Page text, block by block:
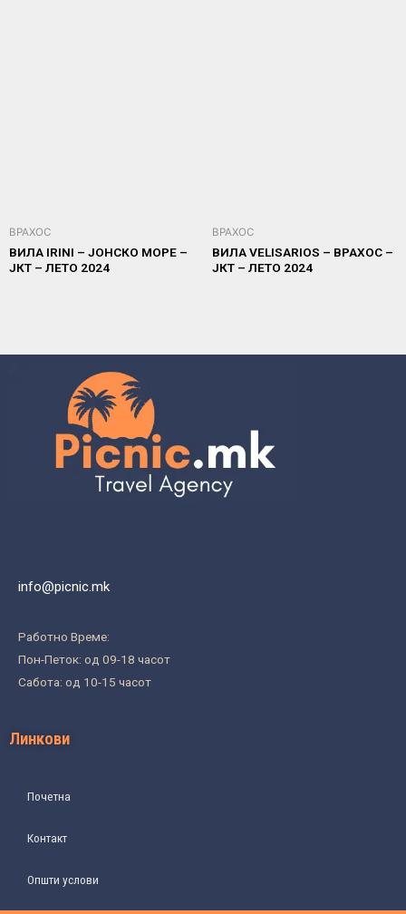
ВРАХОС
ВИЛА IRINI – ЈОНСКО МОРЕ –
ЈКТ – ЛЕТО 2024
ВРАХОС
ВИЛА VELISARIOS – ВРАХОС –
ЈКТ – ЛЕТО 2024
info@picnic.mk
Работно Време:
Пон-Петок: од 09-18 часот
Сабота: од 10-15 часот
Линкови
Почетна
Контакт
Општи услови